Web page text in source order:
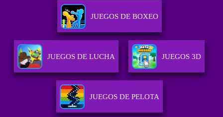
JUEGOS DE BOXEO
JUEGOS DE LUCHA JUEGOS 3D
JUEGOS DE PELOTA